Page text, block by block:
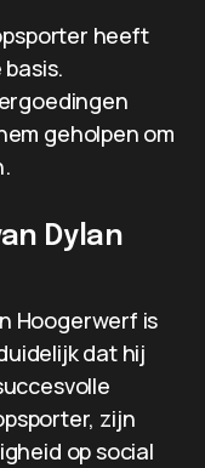
heeft
geholpen om
Dylan
Hoogerwerf is
dat hij
zijn
op social